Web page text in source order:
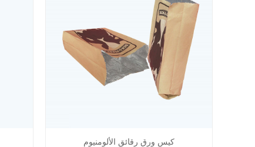
كيس ورق رقائق الألومنيوم